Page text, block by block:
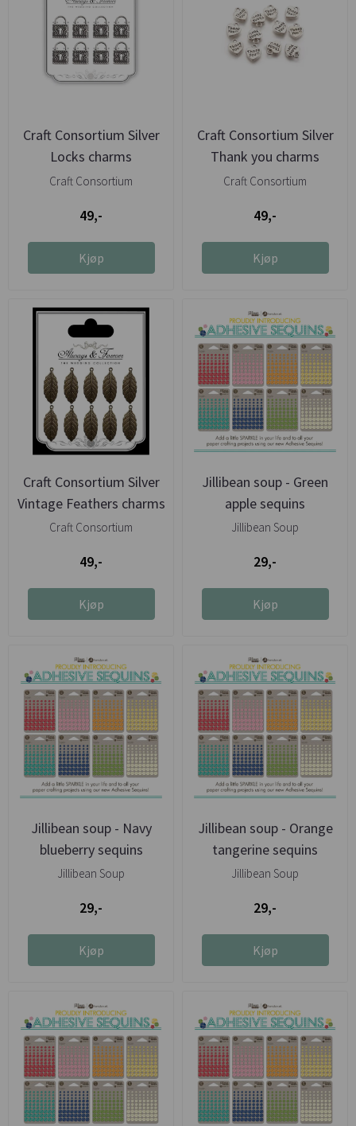
Craft Consortium Silver
Locks charms
Craft Consortium
49,-
Kjøp
Craft Consortium Silver
Thank you charms
Craft Consortium
49,-
Kjøp
Craft Consortium Silver
Vintage Feathers charms
Craft Consortium
49,-
Kjøp
Jillibean soup - Green
apple sequins
Jillibean Soup
29,-
Kjøp
Jillibean soup - Navy
blueberry sequins
Jillibean Soup
29,-
Kjøp
Jillibean soup - Orange
tangerine sequins
Jillibean Soup
29,-
Kjøp